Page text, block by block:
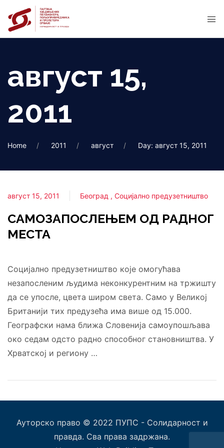
август 15,
2011
Home 2011 август Day: август 15, 2011
август 15, 2011 Београд Социјално предузетништво
САМОЗАПОСЛЕЊЕМ ОД РАДНОГ
МЕСТА
Социјално предузетништво које омогућава
незапосленим људима неконкурентним на тржишту
да се упосле, цвета широм света. Само у Великој
Британији тих предузећа има више од 15.000.
Географски нама ближа Словенија самоупошљава
око седам одсто радно способног становништва. У
Хрватској и региону …
Ауторско право © 2022 ПУПС - Солидарност и
правда. Сва права задржана.